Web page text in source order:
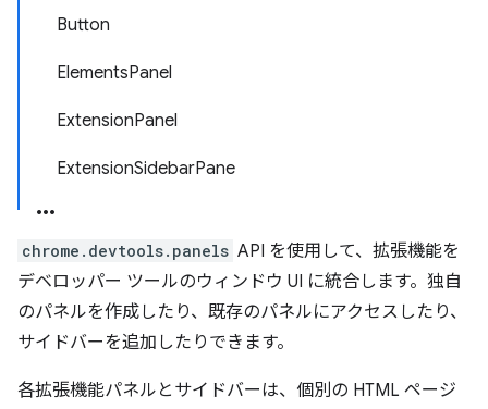
Button
ElementsPanel
ExtensionPanel
ExtensionSidebarPane
chrome.devtools.panels API を使用して、拡張機能を
デベロッパー ツールのウィンドウ UI に統合します。独自
のパネルを作成したり、既存のパネルにアクセスしたり、
サイドバーを追加したりできます。
各拡張機能パネルとサイドバーは、個別の HTML ページ